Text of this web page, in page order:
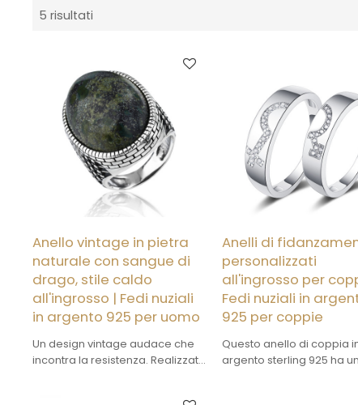
5 risultati
Anello vintage in pietra
naturale con sangue di
drago, stile caldo
all'ingrosso | Fedi nuziali
in argento 925 per uomo
Un design vintage audace che
incontra la resistenza. Realizzato
Anelli di
personalizzati
all'ingrosso per
Fedi nuziali in
925 per coppie
Questo anello di coppia
argento sterling 925 ha un